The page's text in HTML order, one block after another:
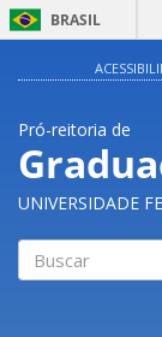
BRASIL
Pró-reitoria de
UNIVERSIDADE